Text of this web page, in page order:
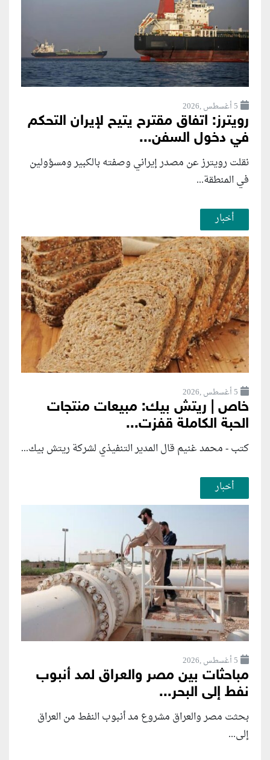
5 أغسطس ,2026
رويترز: اتفاق مقترح يتيح لإيران التحكم
في دخول السفن...
نقلت رويترز عن مصدر إيراني وصفته بالكبير ومسؤولين
في المنطقة...
أخبار
5 أغسطس ,2026
خاص | ريتش بيك: مبيعات منتجات
الحبة الكاملة قفزت...
كتب - محمد غنيم قال المدير التنفيذي لشركة ريتش بيك...
أخبار
5 أغسطس ,2026
مباحثات بين مصر والعراق لمد أنبوب
نفط إلى البحر...
بحثت مصر والعراق مشروع مد أنبوب النفط من العراق
إلى...